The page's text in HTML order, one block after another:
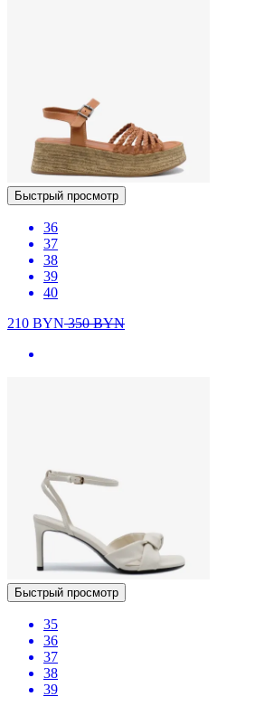
Быстрый просмотр
36
37
38
39
40
210 BYN350BYN
Быстрый просмотр
35
36
37
38
39